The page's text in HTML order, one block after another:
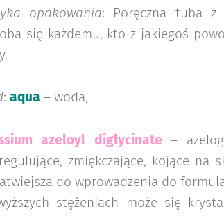
opakowania: Poręczna tuba z
się każdemu, kto z jakiegoś
: aqua – woda,
azeloyl diglycinate –
zmiękczające, kojące na
do wprowadzenia do
stężeniach może się